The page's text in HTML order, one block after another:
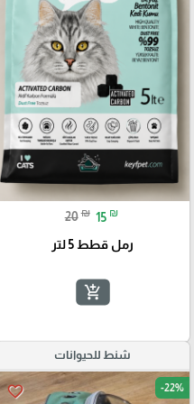
20 ₪ 15 ₪
رمل قطط 5 لتر
add_shopping_cart
شنط للحيوانات
favorite_border -22%